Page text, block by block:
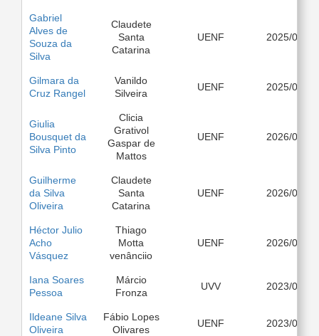
Gabriel
Alves de
Souza da
Silva
Claudete
Santa
Catarina
UENF 2025/08
Gilmara da
Cruz Rangel
Vanildo
Silveira
UENF 2025/08
Giulia
Bousquet da
Silva Pinto
Clicia
Grativol
Gaspar de
Mattos
UENF 2026/03
Guilherme
da Silva
Oliveira
Claudete
Santa
Catarina
UENF 2026/03
Héctor Julio
Acho
Vásquez
Thiago
Motta
venânciio
UENF 2026/03
Iana Soares
Pessoa
Márcio
Fronza
UVV 2023/03
Ildeane Silva
Oliveira
Fábio Lopes
Olivares
UENF 2023/03